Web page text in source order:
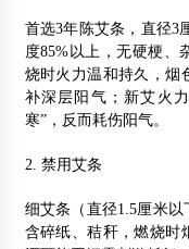
首选3年陈艾条，直径3
度85%以上，无硬梗、
烧时火力温和持久，烟
补深层阳气；新艾火
寒”，反而耗伤阳气。
2. 禁用艾条
细艾条（直径1.5厘米
含碎纸、秸秆，燃烧时